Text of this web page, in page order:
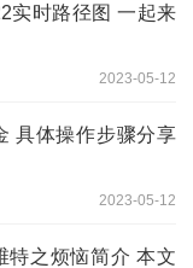
实时路径图 一起来
2023-05-12
具体操作步骤分享
2023-05-12
特之烦恼简介 本文